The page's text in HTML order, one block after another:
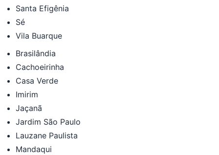
Santa Efigênia
Sé
Vila Buarque
Brasilândia
Cachoeirinha
Casa Verde
Imirim
Jaçanã
Jardim São Paulo
Lauzane Paulista
Mandaqui